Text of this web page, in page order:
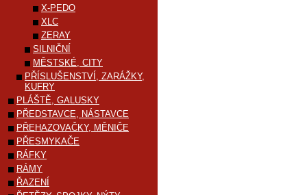
X-PEDO
XLC
ZERAY
SILNIČNÍ
MĚSTSKÉ, CITY
PŘÍSLUŠENSTVÍ, ZARÁŽKY,
KUFRY
PLÁŠTĚ, GALUSKY
PŘEDSTAVCE, NÁSTAVCE
PŘEHAZOVAČKY, MĚNIČE
PŘESMYKAČE
RÁFKY
RÁMY
ŘAZENÍ